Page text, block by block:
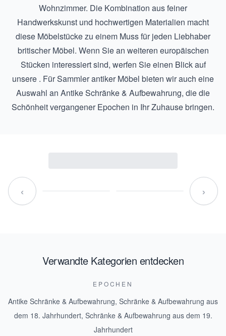
Wohnzimmer. Die Kombination aus feiner
Handwerkskunst und hochwertigen Materialien macht
diese Möbelstücke zu einem Muss für jeden Liebhaber
britischer Möbel. Wenn Sie an weiteren europäischen
Stücken interessiert sind, werfen Sie einen Blick auf
unsere . Für Sammler antiker Möbel bieten wir auch eine
Auswahl an Antike Schränke & Aufbewahrung, die die
Schönheit vergangener Epochen in Ihr Zuhause bringen.
‹ ›
Verwandte Kategorien entdecken
EPOCHEN
Antike Schränke & Aufbewahrung, Schränke & Aufbewahrung aus
dem 18. Jahrhundert, Schränke & Aufbewahrung aus dem 19.
Jahrhundert